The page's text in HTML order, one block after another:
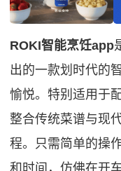
ROKI智能烹饪app
出的一款划时代的
愉悦。特别适用于
整合传统菜谱与现
程。只需简单的操